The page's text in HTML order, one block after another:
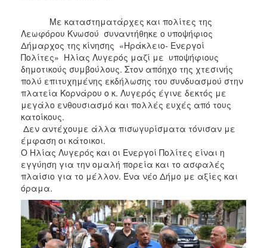
Με καταστηματάρχες και πολίτες της
Λεωφόρου Κνωσού συναντήθηκε ο υποψήφιος
Δήμαρχος της κίνησης «Ηράκλειο- Ενεργοί
Πολίτες» Ηλίας Λυγερός μαζί με υποψήφιους
δημοτικούς συμβούλους. Στον απόηχο της χτεσινής
πολύ επιτυχημένης εκδήλωσης του συνδυασμού στην
πλατεία Κορνάρου ο κ. Λυγερός έγινε δεκτός με
μεγάλο ενθουσιασμό και πολλές ευχές από τους
κατοίκους.
Δεν αντέχουμε άλλα πισωγυρίσματα τόνισαν με
έμφαση οι κάτοικοι.
Ο Ηλίας Λυγερός και οι Ενεργοί Πολίτες είναι η
εγγύηση για την ομαλή πορεία και το ασφαλές
πλαίσιο για το μέλλον. Ένα νέο Δήμο με αξίες και
όραμα.